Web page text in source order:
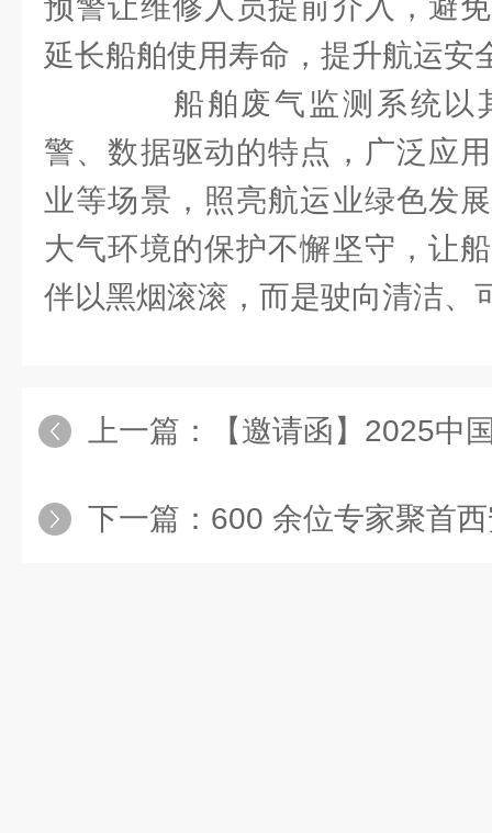
预警让维修人员提前介入，避
延长船舶使用寿命，提升航运安
船舶废气监测系统以
警、数据驱动的特点，广泛应
业等场景，照亮航运业绿色发
大气环境的保护不懈坚守，让
伴以黑烟滚滚，而是驶向清洁、
上一篇： 【邀请函】2025中国油气开发技术
下一篇： 600 余位专家聚首西安！2025